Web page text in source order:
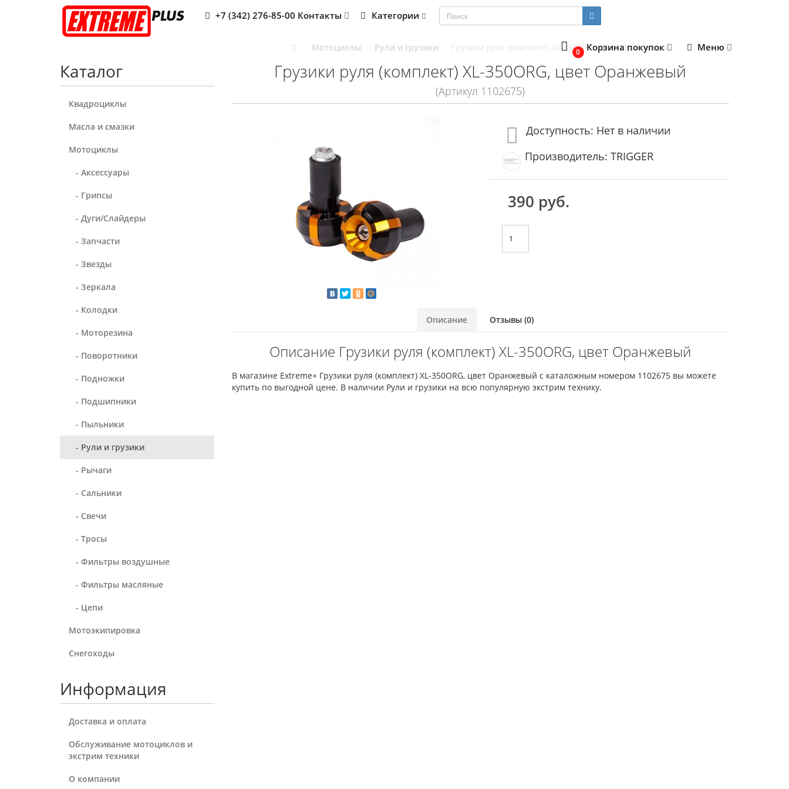
+7 (342) 276-85-00 Контакты Категории
0 Корзина покупок Меню
Каталог
Квадроциклы
Масла и смазки
Мотоциклы
- Аксессуары
- Грипсы
- Дуги/Слайдеры
- Запчасти
- Звезды
- Зеркала
- Колодки
- Моторезина
- Поворотники
- Подножки
- Подшипники
- Пыльники
- Рули и грузики
- Рычаги
- Сальники
- Свечи
- Тросы
- Фильтры воздушные
- Фильтры масляные
- Цепи
Мотоэкипировка
Снегоходы
Информация
Доставка и оплата
Обслуживание мотоциклов и
экстрим техники
О компании
Мотоциклы Рули и грузики Грузики руля (комплект) XL-350ORG, цвет Оранжевый
Грузики руля (комплект) XL-350ORG, цвет Оранжевый
(Артикул 1102675)
Доступность: Нет в наличии
Производитель: TRIGGER
390 руб.
Описание Отзывы (0)
Описание Грузики руля (комплект) XL-350ORG, цвет Оранжевый
В магазине Extreme+ Грузики руля (комплект) XL-350ORG, цвет Оранжевый с каталожным номером 1102675 вы можете
купить по выгодной цене. В наличии Рули и грузики на всю популярную экстрим технику.